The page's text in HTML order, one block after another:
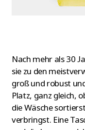
Nach mehr als 30
sie zu den
groß und robust
Platz, ganz gleich,
die Wäsche
verbringst. Eine